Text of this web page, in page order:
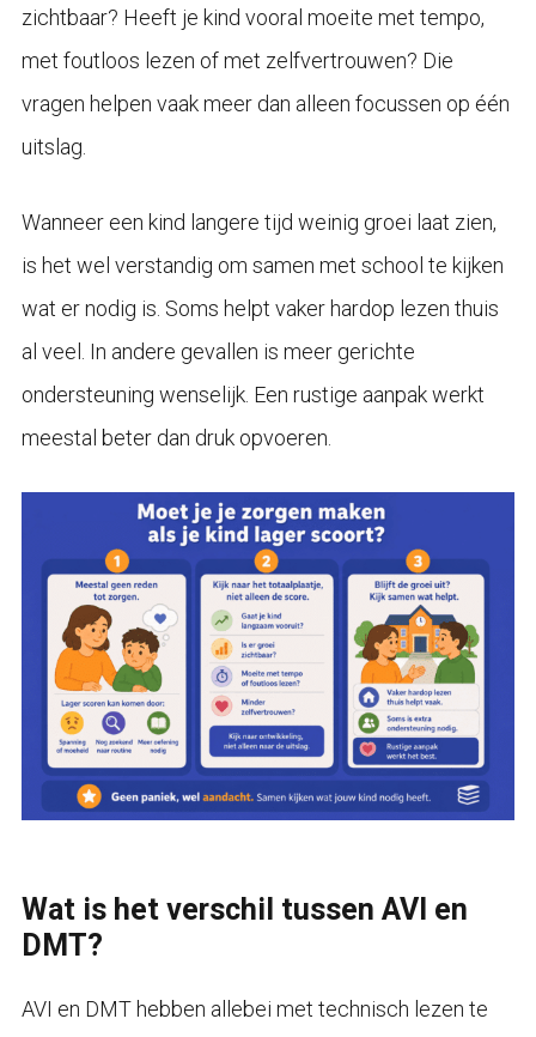
zichtbaar? Heeft je kind vooral moeite met tempo,
met foutloos lezen of met zelfvertrouwen? Die
vragen helpen vaak meer dan alleen focussen op één
uitslag.
Wanneer een kind langere tijd weinig groei laat zien,
is het wel verstandig om samen met school te kijken
wat er nodig is. Soms helpt vaker hardop lezen thuis
al veel. In andere gevallen is meer gerichte
ondersteuning wenselijk. Een rustige aanpak werkt
meestal beter dan druk opvoeren.
Wat is het verschil tussen AVI en
DMT?
AVI en DMT hebben allebei met technisch lezen te